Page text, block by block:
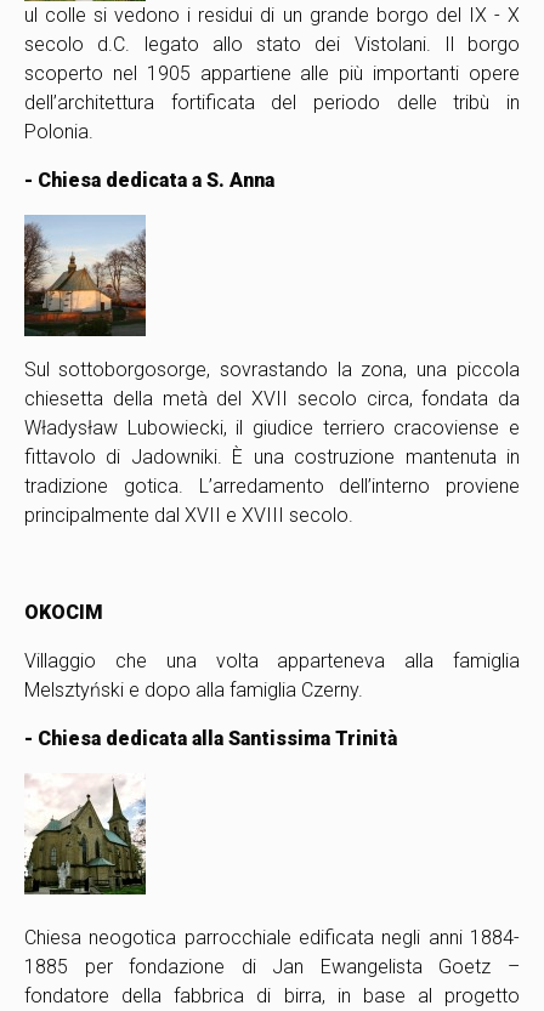
ul colle si vedono i residui di un grande borgo del IX - X
secolo d.C. legato allo stato dei Vistolani. Il borgo
scoperto nel 1905 appartiene alle più importanti opere
dell’architettura fortificata del periodo delle tribù in
Polonia.
- Chiesa dedicata a S. Anna
Sul sottoborgosorge, sovrastando la zona, una piccola
chiesetta della metà del XVII secolo circa, fondata da
Władysław Lubowiecki, il giudice terriero cracoviense e
fittavolo di Jadowniki. È una costruzione mantenuta in
tradizione gotica. L’arredamento dell’interno proviene
principalmente dal XVII e XVIII secolo.
OKOCIM
Villaggio che una volta apparteneva alla famiglia
Melsztyński e dopo alla famiglia Czerny.
- Chiesa dedicata alla Santissima Trinità
Chiesa neogotica parrocchiale edificata negli anni 1884-
1885 per fondazione di Jan Ewangelista Goetz –
fondatore della fabbrica di birra, in base al progetto